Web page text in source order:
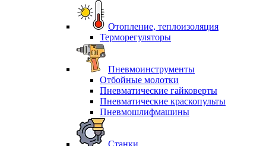
Отопление, теплоизоляция
Терморегуляторы
Пневмоинструменты
Отбойные молотки
Пневматические гайковерты
Пневматические краскопульты
Пневмошлифмашины
Станки